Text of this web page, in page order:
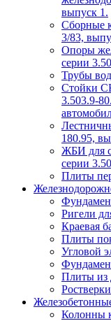
выпуск 1.
Сборные
3/83,
Опоры
серии
Трубы
Стойки
3.503.9-
180.95,
ЖБИ для
серии
Плиты
Ригели
Краевая
Плиты
Угловой
Плиты из
Колонны